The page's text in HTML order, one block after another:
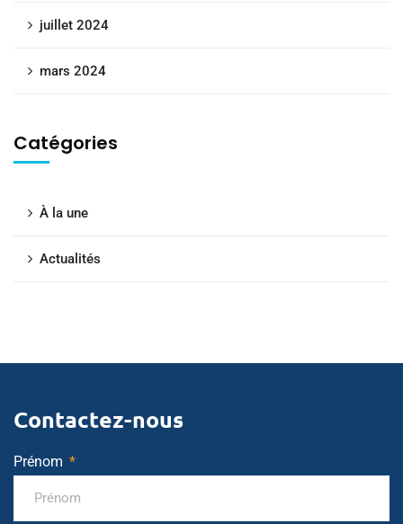
juillet 2024
mars 2024
Catégories
À la une
Actualités
Contactez-nous
Prénom